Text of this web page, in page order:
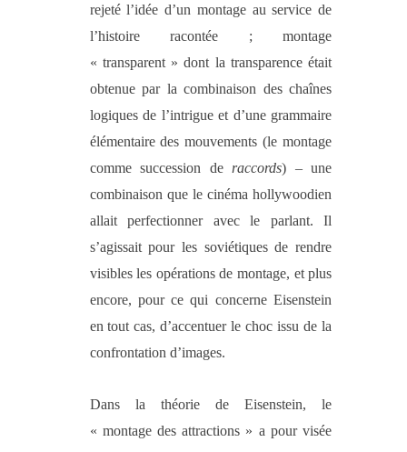
rejeté l’idée d’un montage au service de
l’histoire racontée ; montage
« transparent » dont la transparence était
obtenue par la combinaison des chaînes
logiques de l’intrigue et d’une grammaire
élémentaire des mouvements (le montage
comme succession de raccords) – une
combinaison que le cinéma hollywoodien
allait perfectionner avec le parlant. Il
s’agissait pour les soviétiques de rendre
visibles les opérations de montage, et plus
encore, pour ce qui concerne Eisenstein
en tout cas, d’accentuer le choc issu de la
confrontation d’images.
Dans la théorie de Eisenstein, le
« montage des attractions » a pour visée